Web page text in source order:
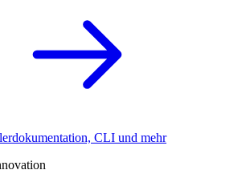
CLI und mehr